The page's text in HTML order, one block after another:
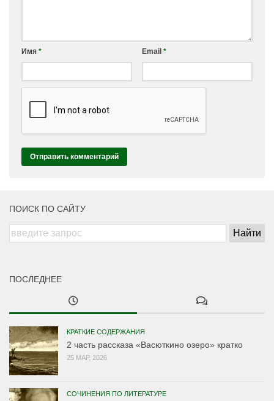
Имя * Email *
ПОИСК ПО САЙТУ
ПОСЛЕДНЕЕ
КРАТКИЕ СОДЕРЖАНИЯ
2 часть рассказа «Васюткино озеро» кратко
25 МАР, 2026
СОЧИНЕНИЯ ПО ЛИТЕРАТУРЕ